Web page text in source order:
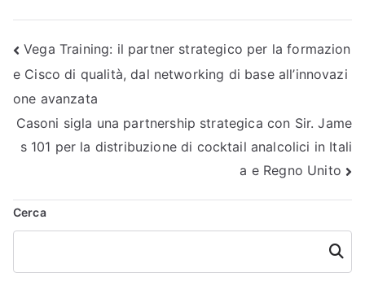
Navigazione
articoli
Vega Training: il partner strategico per la formazion
e Cisco di qualità, dal networking di base all’innovazi
one avanzata
Casoni sigla una partnership strategica con Sir. Jame
s 101 per la distribuzione di cocktail analcolici in Itali
a e Regno Unito
Cerca
Cerca